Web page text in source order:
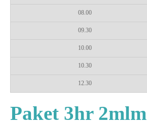
08.00
09.30
10.00
10.30
12.30
Paket 3hr 2mlm